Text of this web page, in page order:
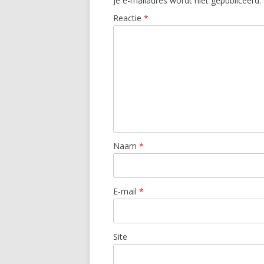
Reactie *
Naam *
E-mail *
Site